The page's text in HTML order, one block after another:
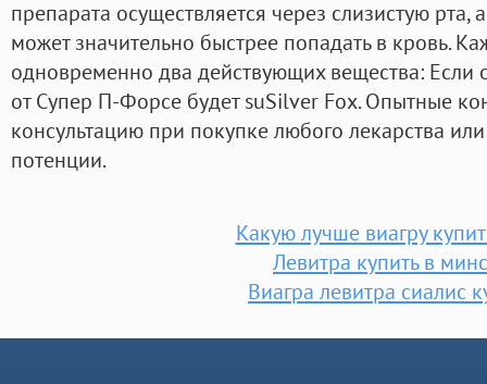
препарата осуществляется через слизистую
может значительно быстрее попадать в кровь.
одновременно два действующих вещества: Если
от Супер П-Форсе будет suSilver Fox. Опытные
консультацию при покупке любого лекарства
потенции.
Какую лучше виагру
Левитра купить в
Виагра левитра сиалис